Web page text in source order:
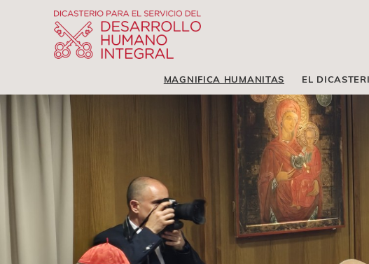
MAGNIFICA HUMANITAS EL